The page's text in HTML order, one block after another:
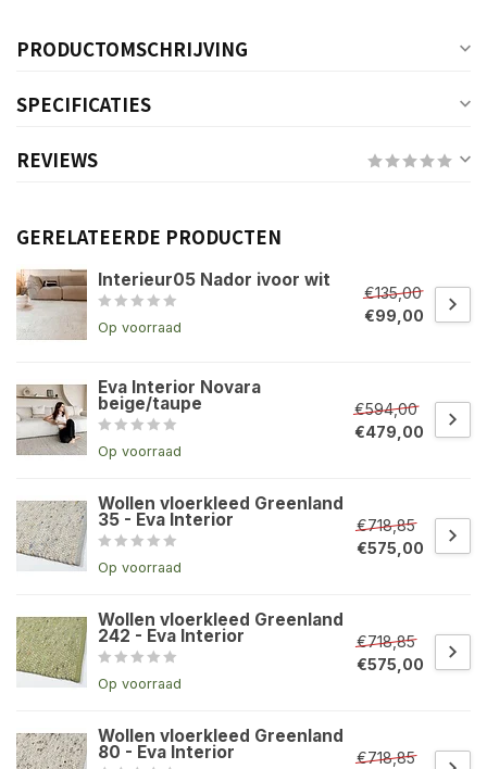
PRODUCTOMSCHRIJVING
SPECIFICATIES
REVIEWS
GERELATEERDE PRODUCTEN
Interieur05 Nador ivoor wit
Op voorraad
€135,00
€99,00
Eva Interior Novara
beige/taupe
Op voorraad
€594,00
€479,00
Wollen vloerkleed Greenland
35 - Eva Interior
Op voorraad
€718,85
€575,00
Wollen vloerkleed Greenland
242 - Eva Interior
Op voorraad
€718,85
€575,00
Wollen vloerkleed Greenland
80 - Eva Interior
€718,85